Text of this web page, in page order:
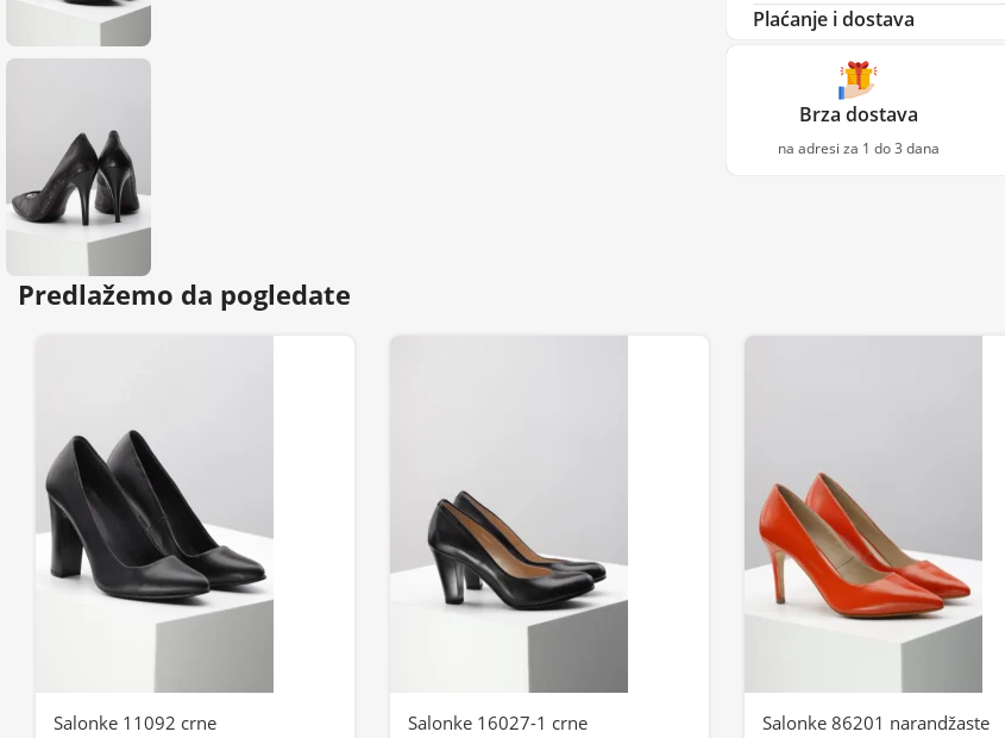
Plaćanje i dostava
Brza dostava
na adresi za 1 do 3 dana
Predlažemo da pogledate
Salonke 11092 crne Salonke 16027-1 crne Salonke 86201 narandžaste